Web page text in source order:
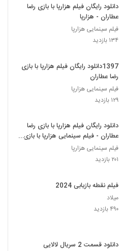
دانلود رایگان فیلم هزارپا با بازی رضا
عطاران - هزارپا
فیلم سینمایی هزارپا
۱۳۴ بازدید
1397دانلود رایگان فیلم هزارپا با بازی
رضا عطاران
فیلم سینمایی هزارپا
۱۲۹ بازدید
دانلود رایگان فیلم هزارپا با بازی رضا
عطاران - فیلم سینمایی هزارپا با بازی
جواد عزتی
فیلم سینمایی هزارپا
۲۰۱ بازدید
فیلم نقطه بازیابی 2024
میلاد
۴۹۰ بازدید
دانلود قسمت 2 سریال لالایی